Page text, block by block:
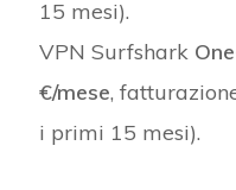
15 mesi).
VPN Surfshark
€/mese,
i primi 15 mesi).